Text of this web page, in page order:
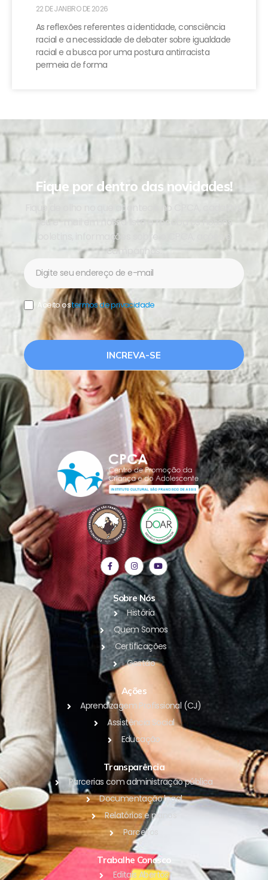
22 DE JANEIRO DE 2026
As reflexões referentes a identidade, consciência
racial e a necessidade de debater sobre igualdade
racial e a busca por uma postura antirracista
permeia de forma
Fique por dentro das novidades!
Fique de olho no que acontece no CPCA, cadastre
seu e-mail em nossa lista e receba os nossos
boletins, informações sobre o CPCA, ações e
campanhas.
Aceito ostermos de privacidade.
INCREVA-SE
Sobre Nós
História
Quem Somos
Certificações
Gestão
Ações
Aprendizagem Profissional (CJ)
Assistência Social
Educação
Transparência
Parcerias com administração pública
Documentação legal
Relatórios e planos
Parceiros
Trabalhe Conosco
Editais Abertos